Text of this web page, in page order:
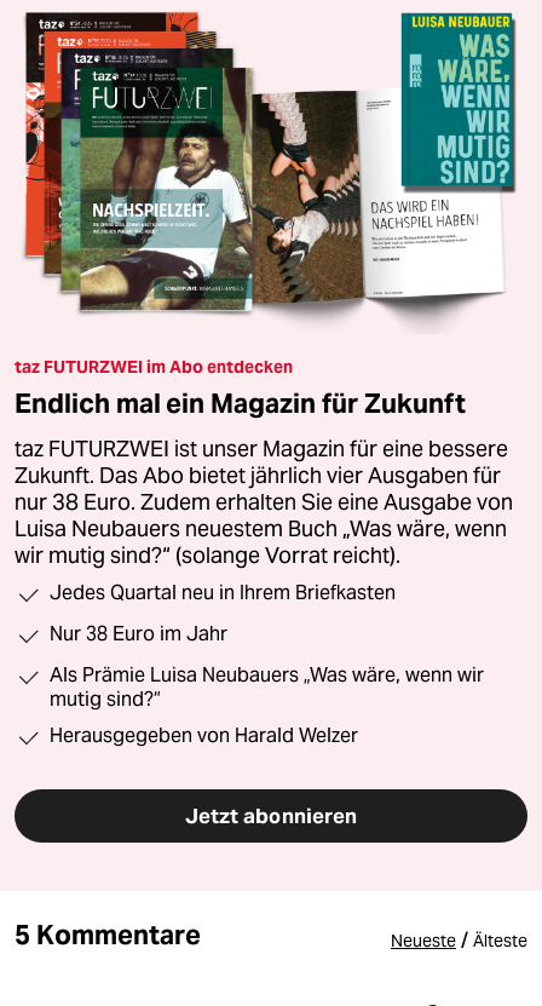
taz FUTURZWEI im Abo entdecken
Endlich mal ein Magazin für Zukunft
taz FUTURZWEI ist unser Magazin für eine bessere
Zukunft. Das Abo bietet jährlich vier Ausgaben für
nur 38 Euro. Zudem erhalten Sie eine Ausgabe von
Luisa Neubauers neuestem Buch „Was wäre, wenn
wir mutig sind?“ (solange Vorrat reicht).
Jedes Quartal neu in Ihrem Briefkasten
Nur 38 Euro im Jahr
Als Prämie Luisa Neubauers „Was wäre, wenn wir
mutig sind?“
Herausgegeben von Harald Welzer
Jetzt abonnieren
5 Kommentare Neueste / Älteste